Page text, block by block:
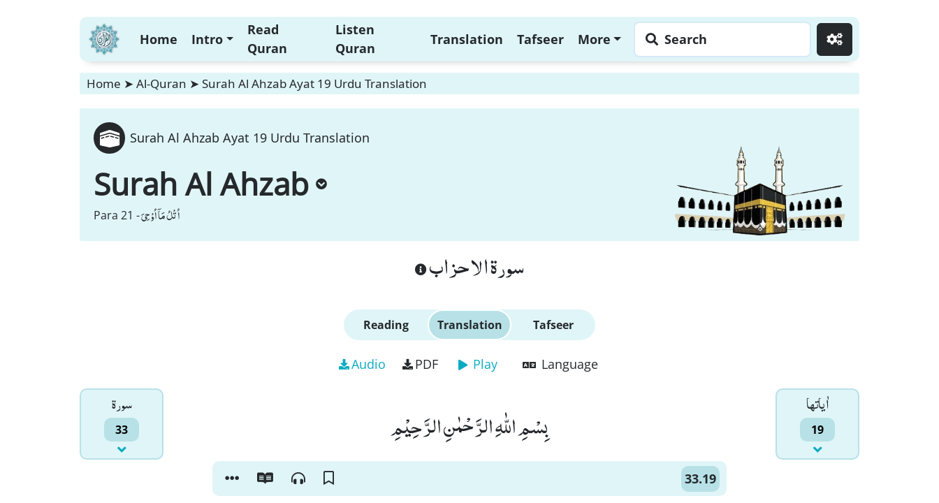
Home Intro
Read
Quran
Listen
Quran
Translation Tafseer More Search
Home ➤ Al-Quran ➤ Surah Al Ahzab Ayat 19 Urdu Translation
Surah Al Ahzab Ayat 19 Urdu Translation
Surah Al Ahzab
Para 21 -اُتْلُ مَاۤ اُوْحِیَ
سورة الاحزاب
Reading Translation Tafseer
Audio PDF Play Language
سورۃ
33
اٰياتها
19 بِسْمِ اللّٰهِ الرَّحْمٰنِ الرَّحِیْمِ
33.19